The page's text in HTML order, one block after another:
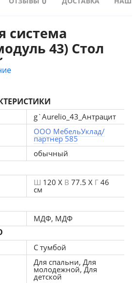
система
43) Стол
ООО "Глазовская
мм
мм
g`Aurelio_43_Антрацит
ООО МебельУклад/
партнер 585
обычный
Ш 120 X В 77.5 X Г 46
см
МДФ, МДФ
С тумбой
Для спальни, Для
молодежной, Для
детской